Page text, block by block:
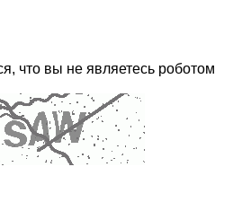
что вы не являетесь роботом